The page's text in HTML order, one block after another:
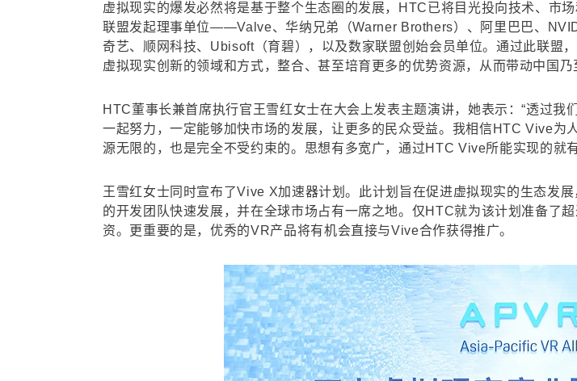
虚拟现实的爆发必然将是基于整个生态圈的发展，HTC已将目光投向技术、市
联盟发起理事单位——Valve、华纳兄弟（Warner Brothers）、阿里巴巴、
奇艺、顺网科技、Ubisoft（育碧），以及数家联盟创始会员单位。通过此联盟
虚拟现实创新的领域和方式，整合、甚至培育更多的优势资源，从而带动中国
HTC董事长兼首席执行官王雪红女士在大会上发表主题演讲，她表示：“透过
一起努力，一定能够加快市场的发展，让更多的民众受益。我相信HTC Vive为
源无限的，也是完全不受约束的。思想有多宽广，通过HTC Vive所能实现的就
王雪红女士同时宣布了Vive X加速器计划。此计划旨在促进虚拟现实的生态发
的开发团队快速发展，并在全球市场占有一席之地。仅HTC就为该计划准备了
资。更重要的是，优秀的VR产品将有机会直接与Vive合作获得推广。